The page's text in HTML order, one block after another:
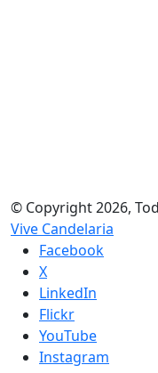
© Copyright 2026,
Vive Candelaria
Facebook
X
LinkedIn
Flickr
YouTube
Instagram